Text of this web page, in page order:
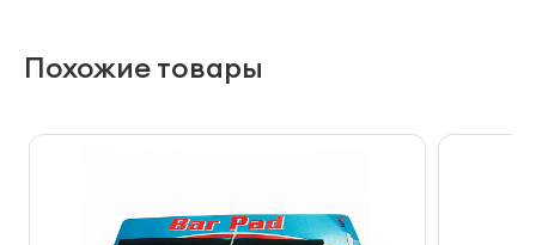
Похожие товары